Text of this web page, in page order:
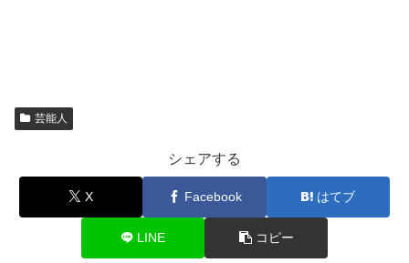
芸能人
シェアする
X Facebook はてブ
LINE コピー